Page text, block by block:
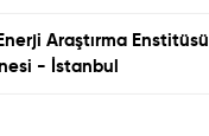
Araştırma Enstitüsü
- İstanbul